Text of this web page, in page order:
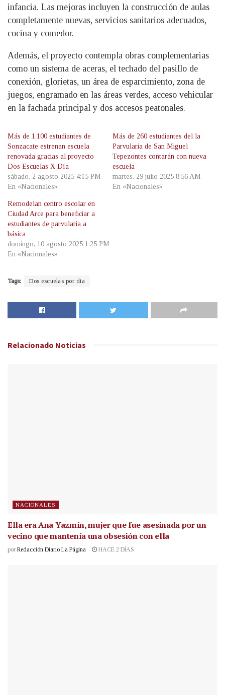
infancia. Las mejoras incluyen la construcción de aulas
completamente nuevas, servicios sanitarios adecuados,
cocina y comedor.
Además, el proyecto contempla obras complementarias
como un sistema de aceras, el techado del pasillo de
conexión, glorietas, un área de esparcimiento, zona de
juegos, engramado en las áreas verdes, acceso vehicular
en la fachada principal y dos accesos peatonales.
Más de 1,100 estudiantes de
Sonzacate estrenan escuela
renovada gracias al proyecto
Dos Escuelas X Día
sábado, 2 agosto 2025 4:15 PM
En «Nacionales»
Más de 260 estudiantes del la
Parvularia de San Miguel
Tepezontes contarán con nueva
escuela
martes, 29 julio 2025 8:56 AM
En «Nacionales»
Remodelan centro escolar en
Ciudad Arce para beneficiar a
estudiantes de parvularia a
básica
domingo, 10 agosto 2025 1:25 PM
En «Nacionales»
Tags: Dos escuelas por dia
Relacionado Noticias
NACIONALES
Ella era Ana Yazmín, mujer que fue asesinada por un
vecino que mantenía una obsesión con ella
por Redacción Diario La Página HACE 2 DÍAS